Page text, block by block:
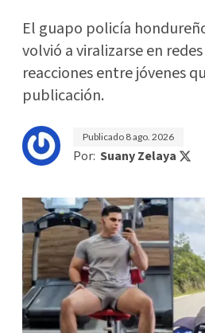
El guapo policía
volvió a viralizarse en
reacciones entre jóvenes
publicación.
Publicado 8 ago. 2026
Por: Suany Zelaya